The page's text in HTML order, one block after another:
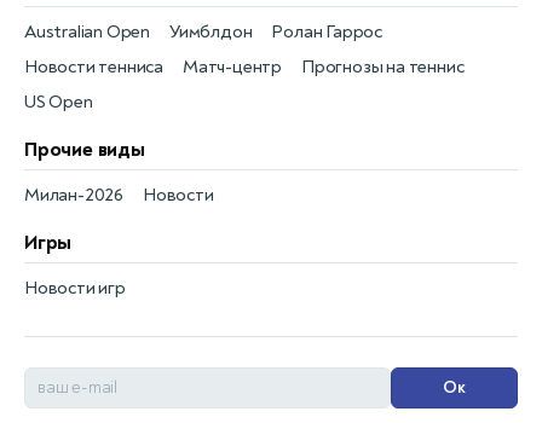
Новости тенниса
Australian Open
Матч-центр
Уимблдон
Прогнозы на теннис
Ролан Гаррос
US Open
Прочие виды
Новости
Милан-2026
Игры
Новости игр
Ок